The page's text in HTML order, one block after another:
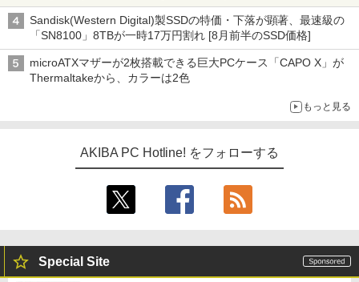
ーム』】
Sandisk(Western Digital)製SSDの特価・下落が顕著、最速級の
「SN8100」8TBが一時17万円割れ [8月前半のSSD価格]
microATXマザーが2枚搭載できる巨大PCケース「CAPO X」が
Thermaltakeから、カラーは2色
もっと見る
AKIBA PC Hotline! をフォローする
Special Site